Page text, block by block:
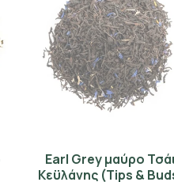
Earl Grey μαύρο Τσάι
Κεϋλάνης (Tips & Buds)